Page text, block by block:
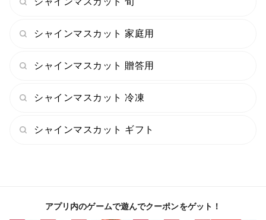
直接ギフトとしてお渡しするなど、商品到着後常温で保
急な温度差により葡萄が傷みやすくなります。
・天候や生育によって収穫が出来ない日がある為、お日
ご注文件数がかなり多く、日によって収穫量も違う為、
シャインマスカット 家庭用
シャインマスカット 贈答用
シャインマスカット 冷凍
シャインマスカット ギフト
アプリ内のゲームで遊んでクーポンをゲット！